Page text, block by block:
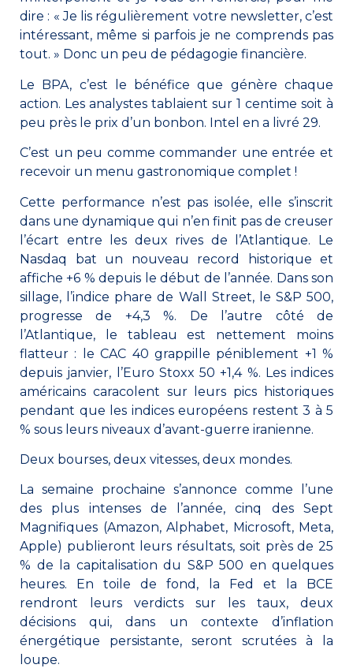
dire : « Je lis régulièrement votre newsletter, c’est
intéressant, même si parfois je ne comprends pas
tout. » Donc un peu de pédagogie financière.
Le BPA, c’est le bénéfice que génère chaque
action. Les analystes tablaient sur 1 centime soit à
peu près le prix d’un bonbon. Intel en a livré 29.
C’est un peu comme commander une entrée et
recevoir un menu gastronomique complet !
Cette performance n’est pas isolée, elle s’inscrit
dans une dynamique qui n’en finit pas de creuser
l’écart entre les deux rives de l’Atlantique. Le
Nasdaq bat un nouveau record historique et
affiche +6 % depuis le début de l’année. Dans son
sillage, l’indice phare de Wall Street, le S&P 500,
progresse de +4,3 %. De l’autre côté de
l’Atlantique, le tableau est nettement moins
flatteur : le CAC 40 grappille péniblement +1 %
depuis janvier, l’Euro Stoxx 50 +1,4 %. Les indices
américains caracolent sur leurs pics historiques
pendant que les indices européens restent 3 à 5
% sous leurs niveaux d’avant-guerre iranienne.
Deux bourses, deux vitesses, deux mondes.
La semaine prochaine s’annonce comme l’une
des plus intenses de l’année, cinq des Sept
Magnifiques (Amazon, Alphabet, Microsoft, Meta,
Apple) publieront leurs résultats, soit près de 25
% de la capitalisation du S&P 500 en quelques
heures. En toile de fond, la Fed et la BCE
rendront leurs verdicts sur les taux, deux
décisions qui, dans un contexte d’inflation
énergétique persistante, seront scrutées à la
loupe.